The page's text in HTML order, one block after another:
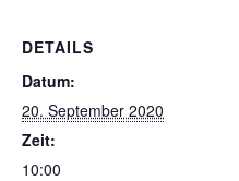
DETAILS
Datum:
20. September 2020
Zeit:
10:00